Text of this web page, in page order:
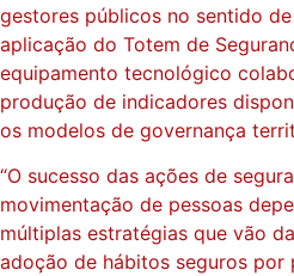
gestores públicos no sentido
aplicação do Totem de
equipamento tecnológico
produção de indicadores
os modelos de governança
“O sucesso das ações de
movimentação de pessoas
múltiplas estratégias que vão
adoção de hábitos seguros por